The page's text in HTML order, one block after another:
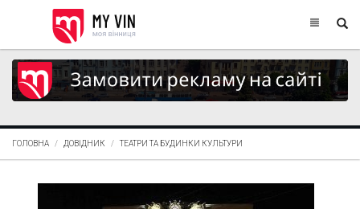
ГОЛОВНА ДОВІДНИК ТЕАТРИ ТА БУДИНКИ КУЛЬТУРИ